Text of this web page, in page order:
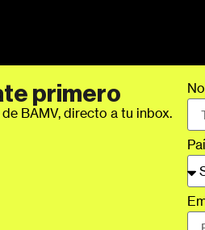
primero
BAMV, directo a tu inbox.